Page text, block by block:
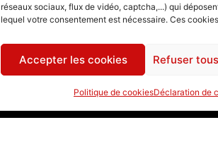
réseaux sociaux, flux de vidéo, captcha,...) qui
lequel votre consentement est nécessaire. Ces
Accepter les cookies Refuser
Politique de cookiesDéclaration de
Politique des cookies